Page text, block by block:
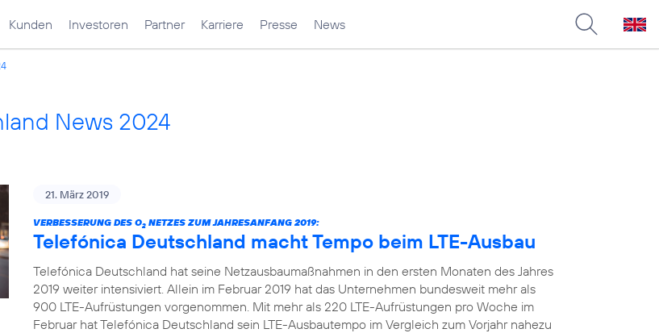
Kunden Investoren Partner Karriere Presse News
News 2024
21. März 2019
VERBESSERUNG DES O2 NETZES ZUM JAHRESANFANG 2019:
Telefónica Deutschland macht Tempo beim LTE-Ausbau
Telefónica Deutschland hat seine Netzausbaumaßnahmen in den ersten Monaten des Jahres
2019 weiter intensiviert. Allein im Februar 2019 hat das Unternehmen bundesweit mehr als
900 LTE-Aufrüstungen vorgenommen. Mit mehr als 220 LTE-Aufrüstungen pro Woche im
Februar hat Telefónica Deutschland sein LTE-Ausbautempo im Vergleich zum Vorjahr nahezu